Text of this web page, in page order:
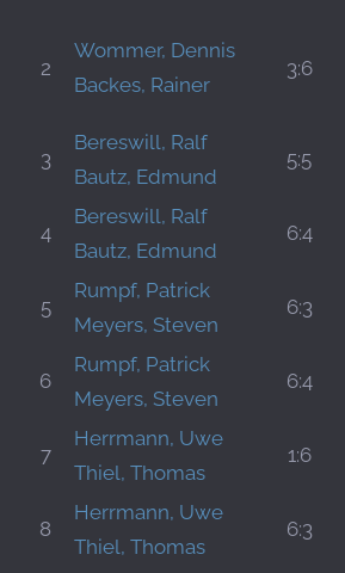
2
Wommer, Dennis
Backes, Rainer
3:6
3
Bereswill, Ralf
Bautz, Edmund
5:5
4
Bereswill, Ralf
Bautz, Edmund
6:4
5
Rumpf, Patrick
Meyers, Steven
6:3
6
Rumpf, Patrick
Meyers, Steven
6:4
7
Herrmann, Uwe
Thiel, Thomas
1:6
8
Herrmann, Uwe
Thiel, Thomas
6:3